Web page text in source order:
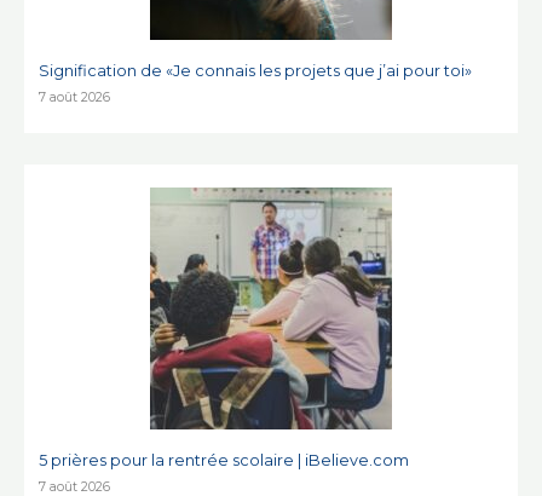
Signification de «Je connais les projets que j’ai pour toi»
7 août 2026
5 prières pour la rentrée scolaire | iBelieve.com
7 août 2026